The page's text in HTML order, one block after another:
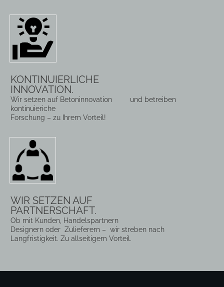
KONTINUIERLICHE
INNOVATION.
Wir setzen auf Betoninnovation und betreiben
kontinuieriche
Forschung – zu Ihrem Vorteil!
WIR SETZEN AUF
PARTNERSCHAFT.
Ob mit Kunden, Handelspartnern
Designern oder Zulieferern – wir streben nach
Langfristigkeit. Zu allseitigem Vorteil.